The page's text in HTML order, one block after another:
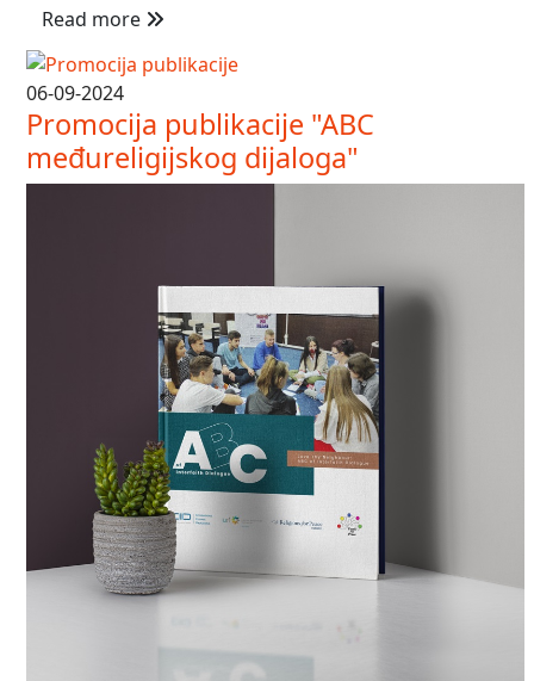
Read more
06-09-2024
Promocija publikacije "ABC
međureligijskog dijaloga"